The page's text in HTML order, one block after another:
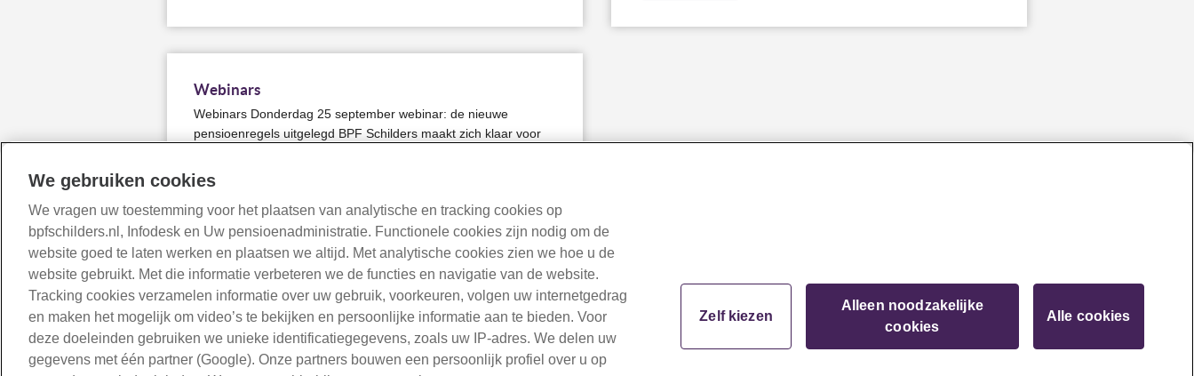
Webinars
Webinars Donderdag 25 september webinar: de nieuwe
pensioenregels uitgelegd BPF Schilders maakt zich klaar voor
over weten? Op donderdag 25 september om 16:00 uur
vertellen u wat de nieuwe regels voor u en uw werknemers
betekenen.
Lees meer
We gebruiken cookies
We vragen uw toestemming voor het plaatsen van analytische en tracking cookies op
bpfschilders.nl, Infodesk en Uw pensioenadministratie. Functionele cookies zijn nodig om de
website goed te laten werken en plaatsen we altijd. Met analytische cookies zien we hoe u de
website gebruikt. Met die informatie verbeteren we de functies en navigatie van de website.
Tracking cookies verzamelen informatie over uw gebruik, voorkeuren, volgen uw internetgedrag
en maken het mogelijk om video’s te bekijken en persoonlijke informatie aan te bieden. Voor
deze doeleinden gebruiken we unieke identificatiegegevens, zoals uw IP-adres. We delen uw
gegevens met één partner (Google). Onze partners bouwen een persoonlijk profiel over u op
Zelf kiezen
Alleen noodzakelijke
cookies
Alle cookies